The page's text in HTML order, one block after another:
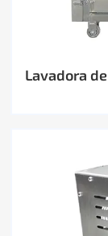
Lavadora